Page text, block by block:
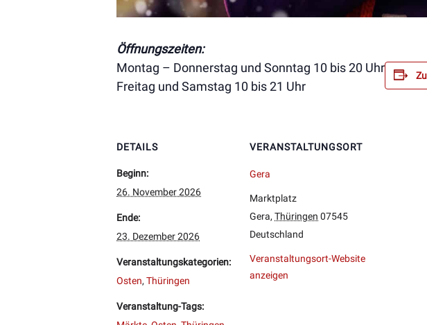
Öffnungszeiten:
Montag – Donnerstag und Sonntag 10 bis 20 Uhr
Freitag und Samstag 10 bis 21 Uhr
DETAILS
Beginn:
26. November 2026
Ende:
23. Dezember 2026
Veranstaltungskategorien:
Osten, Thüringen
Veranstaltung-Tags:
VERANSTALTUNGSORT
Gera
Marktplatz
Gera, Thüringen 07545
Deutschland
Veranstaltungsort-Website
anzeigen